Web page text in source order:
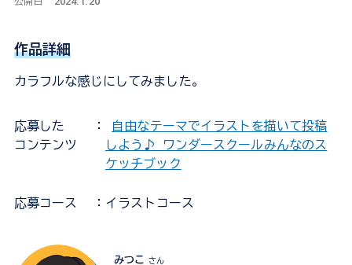
作品詳細
カラフルな感じにしてみました。
応募した
コンテンツ
：
自由なテーマでイラストを描いて投稿
しよう♪ ワンダースクールみんなのス
ケッチブック
応募コース ：イラストコース
みつこ さん